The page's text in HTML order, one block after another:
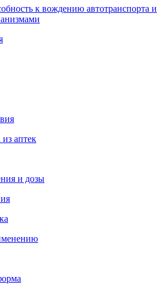
к вождению автотранспорта и
аптек
и дозы